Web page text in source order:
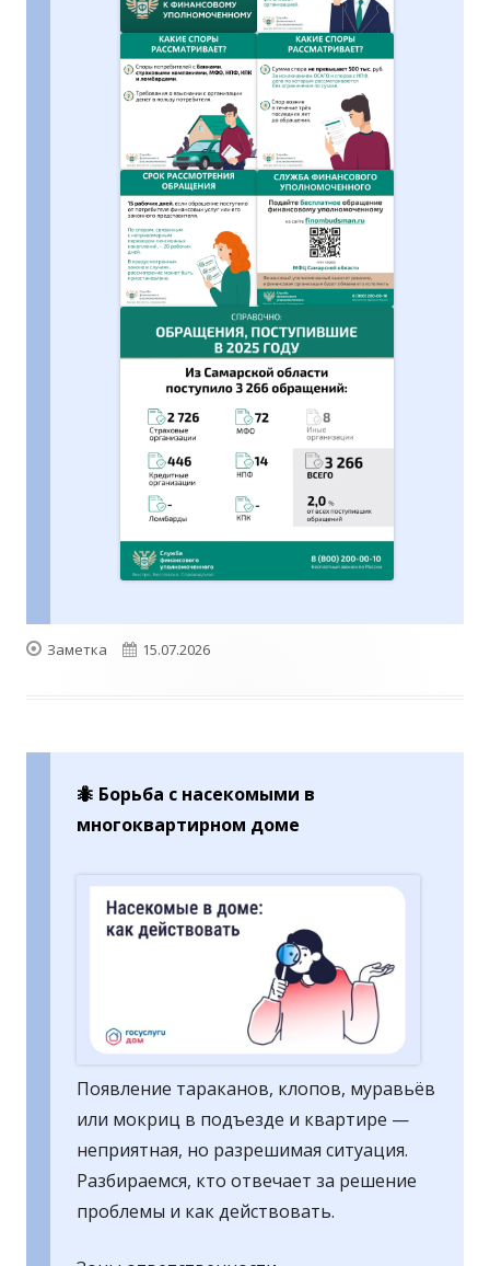
Формат
Заметка Опубликовано
15.07.2026
🐜 Борьба с насекомыми в
многоквартирном доме
Появление тараканов, клопов, муравьёв
или мокриц в подъезде и квартире —
неприятная, но разрешимая ситуация.
Разбираемся, кто отвечает за решение
проблемы и как действовать.